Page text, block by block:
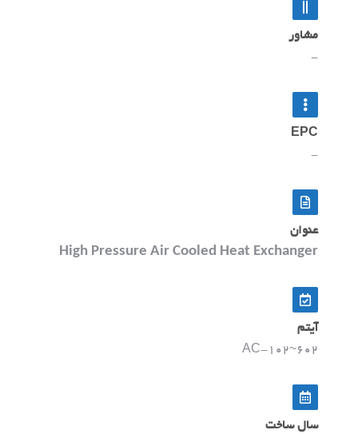
مشاور
-
EPC
-
عنوان
High Pressure Air Cooled Heat Exchanger
آیتم
AC-102~602
سال ساخت